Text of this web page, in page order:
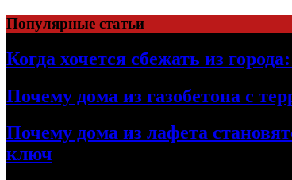
Перейти
к
содержимому
Популярные статьи
Когда хочется сбежать из
Почему дома из газобетона с
Почему дома из лафета
ключ